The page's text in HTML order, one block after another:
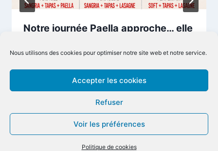
Nous utilisons des cookies pour optimiser notre site web et notre service.
Accepter les cookies
Refuser
Voir les préférences
Politique de cookies
Notre journée Paella approche… elle
emporter !